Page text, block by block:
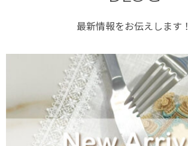
最新情報をお伝えします！